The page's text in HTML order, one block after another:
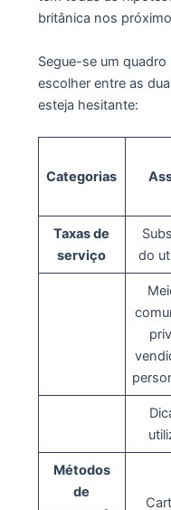
britânica nos
Segue-se um
escolher entre as
esteja hesitante:
Categorias
Taxas de
serviço
do
Métodos
de